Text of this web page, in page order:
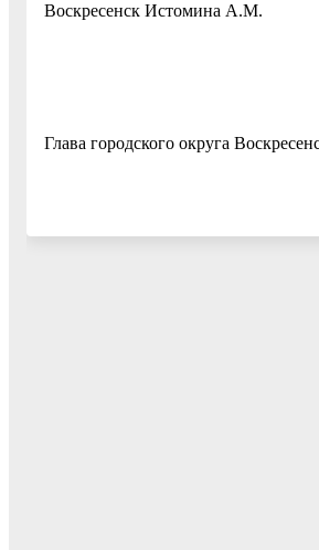
Воскресенск Истомина А.М.
Глава городского